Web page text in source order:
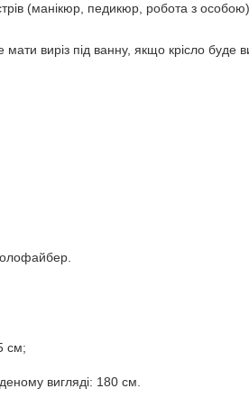
(манікюр, педикюр, робота з
мати виріз під ванну, якщо крісло буде
см;
вигляді: 180 см.